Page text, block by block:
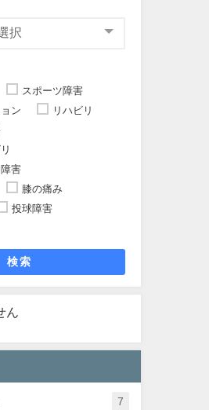
スポーツ障害
ン
リハビリ
害
膝の痛み
投球障害
検索
ん
7